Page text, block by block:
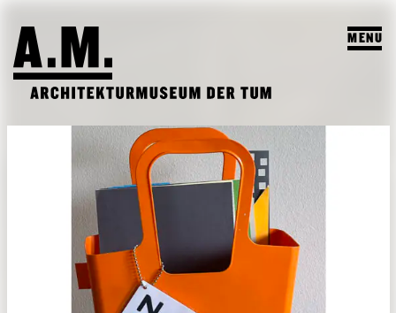
MENU
BESUCH
AUSSTELLUNGEN & PROGRAMM
PROGRAMM
VORSCHAU
ARCHIV AUSSTELLUNGEN
A.M. ARCHIV & LEHRE
A.M. ARCHIV / SAMMLUNG
LEHRPROFIL
DAS A.M.